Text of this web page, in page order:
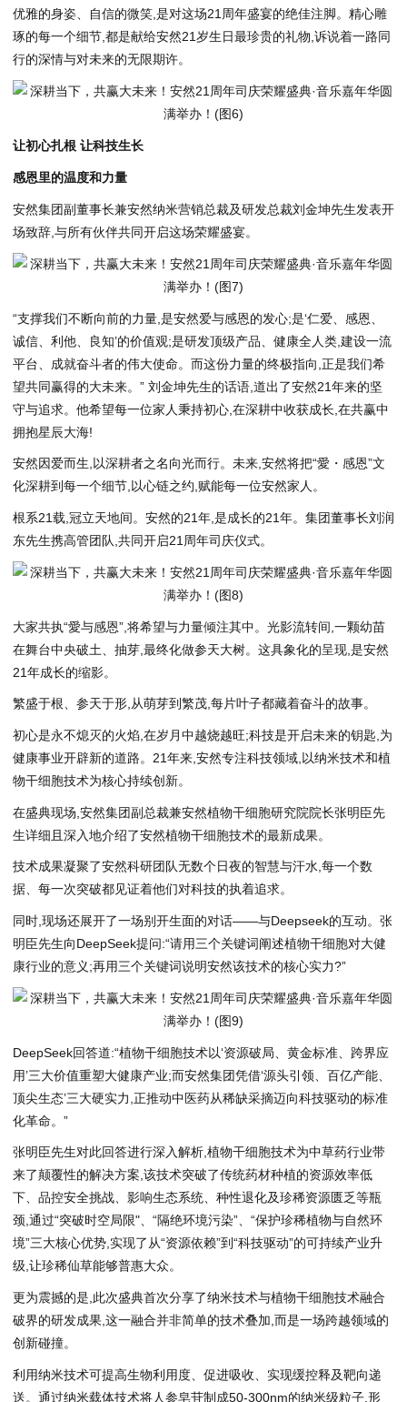
优雅的身姿、自信的微笑,是对这场21周年盛宴的绝佳注脚。精心雕
琢的每一个细节,都是献给安然21岁生日最珍贵的礼物,诉说着一路同
行的深情与对未来的无限期许。
让初心扎根 让科技生长
感恩里的温度和力量
安然集团副董事长兼安然纳米营销总裁及研发总裁刘金坤先生发表开
场致辞,与所有伙伴共同开启这场荣耀盛宴。
“支撑我们不断向前的力量,是安然爱与感恩的发心;是‘仁爱、感恩、
诚信、利他、良知’的价值观;是研发顶级产品、健康全人类,建设一流
平台、成就奋斗者的伟大使命。而这份力量的终极指向,正是我们希
望共同赢得的大未来。” 刘金坤先生的话语,道出了安然21年来的坚
守与追求。他希望每一位家人秉持初心,在深耕中收获成长,在共赢中
拥抱星辰大海!
安然因爱而生,以深耕者之名向光而行。未来,安然将把“愛・感恩”文
化深耕到每一个细节,以心链之约,赋能每一位安然家人。
根系21载,冠立天地间。安然的21年,是成长的21年。集团董事长刘润
东先生携高管团队,共同开启21周年司庆仪式。
大家共执“愛与感恩”,将希望与力量倾注其中。光影流转间,一颗幼苗
在舞台中央破土、抽芽,最终化做参天大树。这具象化的呈现,是安然
21年成长的缩影。
繁盛于根、参天于形,从萌芽到繁茂,每片叶子都藏着奋斗的故事。
初心是永不熄灭的火焰,在岁月中越烧越旺;科技是开启未来的钥匙,为
健康事业开辟新的道路。21年来,安然专注科技领域,以纳米技术和植
物干细胞技术为核心持续创新。
在盛典现场,安然集团副总裁兼安然植物干细胞研究院院长张明臣先
生详细且深入地介绍了安然植物干细胞技术的最新成果。
技术成果凝聚了安然科研团队无数个日夜的智慧与汗水,每一个数
据、每一次突破都见证着他们对科技的执着追求。
同时,现场还展开了一场别开生面的对话——与Deepseek的互动。张
明臣先生向DeepSeek提问:“请用三个关键词阐述植物干细胞对大健
康行业的意义;再用三个关键词说明安然该技术的核心实力?”
DeepSeek回答道:“植物干细胞技术以‘资源破局、黄金标准、跨界应
用’三大价值重塑大健康产业;而安然集团凭借‘源头引领、百亿产能、
顶尖生态’三大硬实力,正推动中医药从稀缺采摘迈向科技驱动的标准
化革命。”
张明臣先生对此回答进行深入解析,植物干细胞技术为中草药行业带
来了颠覆性的解决方案,该技术突破了传统药材种植的资源效率低
下、品控安全挑战、影响生态系统、种性退化及珍稀资源匮乏等瓶
颈,通过“突破时空局限"、“隔绝环境污染”、“保护珍稀植物与自然环
境”三大核心优势,实现了从“资源依赖”到“科技驱动”的可持续产业升
级,让珍稀仙草能够普惠大众。
更为震撼的是,此次盛典首次分享了纳米技术与植物干细胞技术融合
破界的研发成果,这一融合并非简单的技术叠加,而是一场跨越领域的
创新碰撞。
利用纳米技术可提高生物利用度、促进吸收、实现缓控释及靶向递
送。通过纳米载体技术将人参皂苷制成50-300nm的纳米级粒子,形